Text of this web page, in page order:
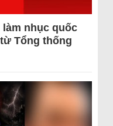
nhục quốc
Tổng thống